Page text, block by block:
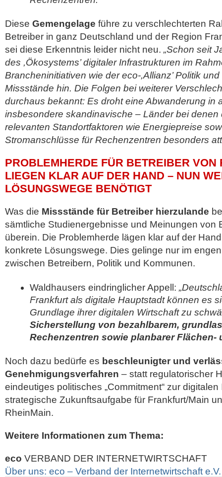
Diese Gemengelage führe zu verschlechterten
Betreiber in ganz Deutschland und der Region
sei diese Erkenntnis leider nicht neu. „Schon seit
des ,Ökosystems’ digitaler Infrastrukturen im
Brancheninitiativen wie der eco-,Allianz’ Politik
Missstände hin. Die Folgen bei weiterer
durchaus bekannt: Es droht eine Abwanderung in
insbesondere skandinavische – Länder bei denen
relevanten Standortfaktoren wie Energiepreise
Stromanschlüsse für Rechenzentren besonders
PROBLEMHERDE FÜR BETREIBER VON
LIEGEN KLAR AUF DER HAND – NUN
LÖSUNGSWEGE BENÖTIGT
Was die Missstände für Betreiber hierzulande
sämtliche Studienergebnisse und Meinungen von
überein. Die Problemherde lägen klar auf der
konkrete Lösungswege. Dies gelinge nur im
zwischen Betreibern, Politik und Kommunen.
Waldhausers eindringlicher Appell:
Frankfurt als digitale Hauptstadt können es
Grundlage ihrer digitalen Wirtschaft zu
Sicherstellung von bezahlbarem,
Rechenzentren sowie planbarer Flächen-
Noch dazu bedürfe es beschleunigter und
Genehmigungsverfahren – statt regulatorischer
eindeutiges politisches „Commitment“ zur
strategische Zukunftsaufgabe für Frankfurt/Main
RheinMain.
Weitere Informationen zum Thema:
eco VERBAND DER INTERNETWIRTSCHAFT
Über uns: eco – Verband der Internetwirtschaft